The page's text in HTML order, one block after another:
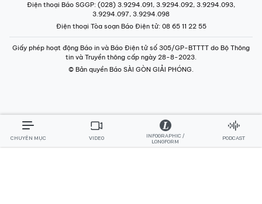
Điện thoại Báo SGGP: (028) 3.9294.091, 3.9294.092, 3.9294.093,
3.9294.097, 3.9294.098
Điện thoại Tòa soạn Báo Điện tử: 08 65 11 22 55
Giấy phép hoạt động Báo in và Báo Điện tử số 305/GP-BTTTT do Bộ Thông
tin và Truyền thông cấp ngày 28-8-2023.
© Bản quyền Báo SÀI GÒN GIẢI PHÓNG.
CHUYÊN MỤC VIDEO
INFOGRAPHIC /
LONGFORM
PODCAST